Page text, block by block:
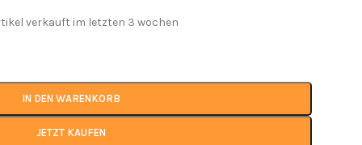
verkauft im letzten 3 wochen
IN DEN WARENKORB
JETZT KAUFEN